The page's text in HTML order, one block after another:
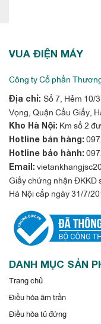
VUA ĐIỆN MÁY
Công ty Cổ phần
Địa chỉ: Số 7, Hẻm 10/
Vọng, Quận Cầu Giấy,
Kho Hà Nội: Km số 2
Hotline bán hàng:
Hotline bảo hành:
Email:
Giấy chứng nhận ĐKKD
Hà Nội cấp ngày 31/7/
DANH MỤC SẢN
Trang chủ
Điều hòa âm trần
Điều hòa tủ đứng